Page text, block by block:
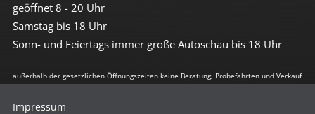
geöffnet 8 - 20 Uhr
Samstag bis 18 Uhr
Sonn- und Feiertags immer große Autoschau bis 18 Uhr
außerhalb der gesetzlichen Öffnungszeiten keine Beratung, Probefahrten und Verkauf
Impressum